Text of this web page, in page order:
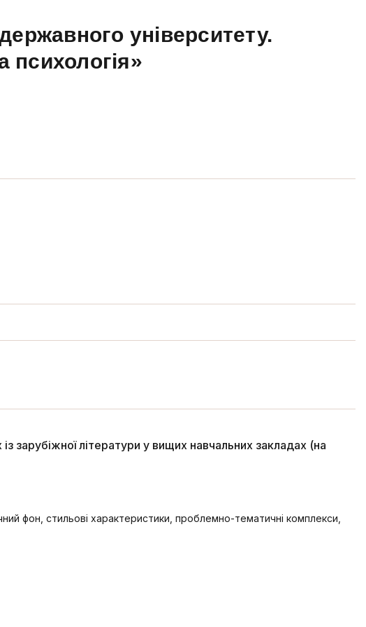
університету.
психологія»
зарубіжної літератури у вищих навчальних закладах (на
фон, стильові характеристики, проблемно-тематичні комплекси,